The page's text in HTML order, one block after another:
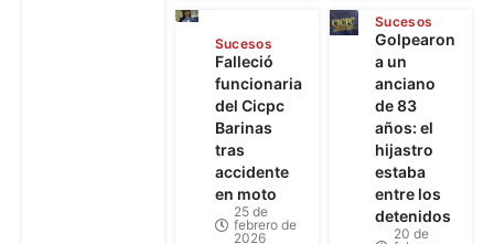
Sucesos
Falleció
funcionaria
del Cicpc
Barinas
tras
accidente
en moto
25 de
febrero de
2026
Sucesos
Golpearon
a un
anciano
de 83
años: el
hijastro
estaba
entre los
detenidos
20 de